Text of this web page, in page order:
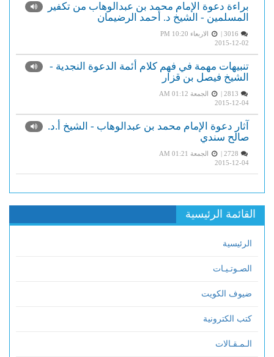
براءة دعوة الإمام محمد بن عبدالوهاب من تكفير
المسلمين - الشيخ د. أحمد الرضيمان
الاربعاء PM 10:20
2015-12-02
تنبيهات مهمة في فهم كلام أئمة الدعوة النجدية -
الشيخ فيصل بن قزار
الجمعة AM 01:12
2015-12-04
آثار دعوة الإمام محمد بن عبدالوهاب - الشيخ أ.د.
صالح سندي
الجمعة AM 01:21
2015-12-04
القائمة الرئيسية
الرئيسية
الصـوتـيـات
ضيوف الكويت
كتب الكترونية
الـمـقـالات